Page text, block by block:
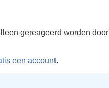
gereageerd worden door
een account.